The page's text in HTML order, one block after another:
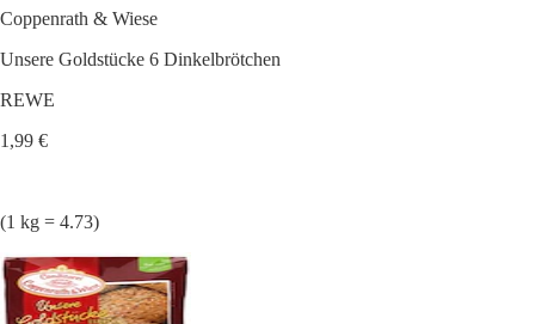
Coppenrath & Wiese
Unsere Goldstücke 6 Dinkelbrötchen
REWE
1,99 €
(1 kg = 4.73)